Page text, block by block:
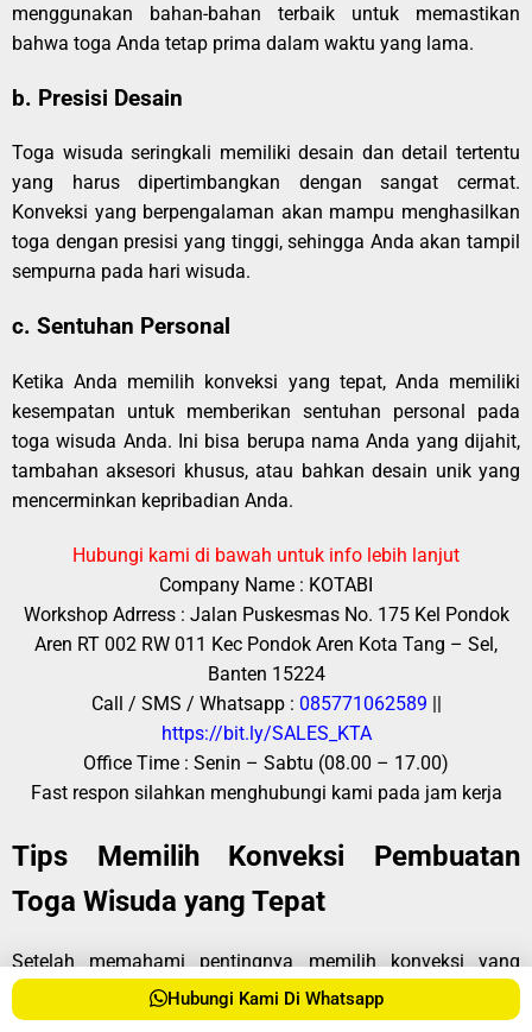
Hubungi Kami Di Whatsapp
menggunakan bahan-bahan terbaik untuk memastikan
bahwa toga Anda tetap prima dalam waktu yang lama.
b. Presisi Desain
Toga wisuda seringkali memiliki desain dan detail tertentu
yang harus dipertimbangkan dengan sangat cermat.
Konveksi yang berpengalaman akan mampu menghasilkan
toga dengan presisi yang tinggi, sehingga Anda akan tampil
sempurna pada hari wisuda.
c. Sentuhan Personal
Ketika Anda memilih konveksi yang tepat, Anda memiliki
kesempatan untuk memberikan sentuhan personal pada
toga wisuda Anda. Ini bisa berupa nama Anda yang dijahit,
tambahan aksesori khusus, atau bahkan desain unik yang
mencerminkan kepribadian Anda.
Hubungi kami di bawah untuk info lebih lanjut
Company Name : KOTABI
Workshop Adrress : Jalan Puskesmas No. 175 Kel Pondok
Aren RT 002 RW 011 Kec Pondok Aren Kota Tang – Sel,
Banten 15224
Call / SMS / Whatsapp : 085771062589
https://bit.ly/SALES_KTA
Office Time : Senin – Sabtu (08.00 – 17.00)
Fast respon silahkan menghubungi kami pada jam kerja
Tips Memilih Konveksi Pembuatan
Toga Wisuda yang Tepat
Setelah memahami pentingnya memilih konveksi yang
tepat, berikut beberapa tips untuk membantu Anda dalam
proses pemilihan: